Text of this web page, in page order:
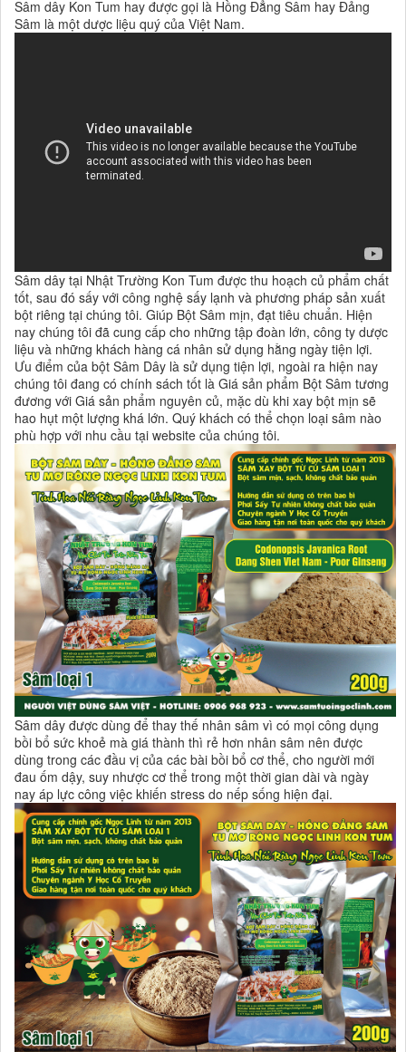
Sâm dây Kon Tum hay được gọi là Hồng Đẳng Sâm hay Đảng
Sâm là một dược liệu quý của Việt Nam.
Sâm dây tại Nhật Trường Kon Tum được thu hoạch củ phẩm chất
tốt, sau đó sấy với công nghệ sấy lạnh và phương pháp sản xuất
bột riêng tại chúng tôi. Giúp Bột Sâm mịn, đạt tiêu chuẩn. Hiện
nay chúng tôi đã cung cấp cho những tập đoàn lớn, công ty dược
liệu và những khách hàng cá nhân sử dụng hằng ngày tiện lợi.
Ưu điểm của bột Sâm Dây là sử dụng tiện lợi, ngoài ra hiện nay
chúng tôi đang có chính sách tốt là Giá sản phẩm Bột Sâm tương
đương với Giá sản phẩm nguyên củ, mặc dù khi xay bột mịn sẽ
hao hụt một lượng khá lớn. Quý khách có thể chọn loại sâm nào
phù hợp với nhu cầu tại website của chúng tôi.
Sâm dây được dùng để thay thế nhân sâm vì có mọi công dụng
bồi bổ sức khoẻ mà giá thành thì rẻ hơn nhân sâm nên được
dùng trong các đầu vị của các bài bồi bổ cơ thể, cho người mới
đau ốm dậy, suy nhược cơ thể trong một thời gian dài và ngày
nay áp lực công việc khiến stress do nếp sống hiện đại.